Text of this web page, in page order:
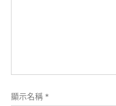
顯示名稱 *